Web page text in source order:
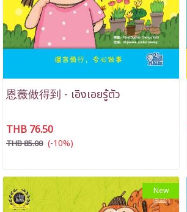
恩薇做得到 - เอิงเอยรู้ตัว
THB 76.50
THB 85.00 (-10%)
New